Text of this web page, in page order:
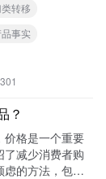
、拉近目标距
展现惊人的产品
自我形象。通过
能更愿意购买
转移
品事实
？
价格是一个重要
了减少消费者购
虑的方法，包括